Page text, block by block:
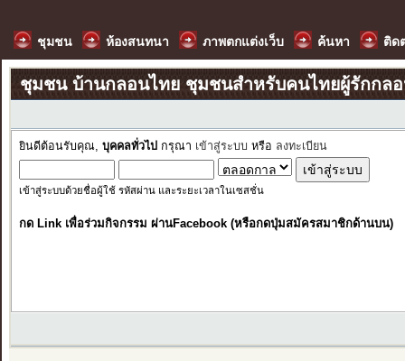
ชุมชน ห้องสนทนา ภาพตกแต่งเว็บ ค้นหา ติด
ชุมชน บ้านกลอนไทย ชุมชนสำหรับคนไทยผู้รักกล
ยินดีต้อนรับคุณ, บุคคลทั่วไป กรุณา เข้าสู่ระบบ หรือ ลงทะเบียน
เข้าสู่ระบบด้วยชื่อผู้ใช้ รหัสผ่าน และระยะเวลาในเซสชั่น
กด Link เพื่อร่วมกิจกรรม ผ่านFacebook (หรือกดปุ่มสมัครสมาชิกด้านบน)